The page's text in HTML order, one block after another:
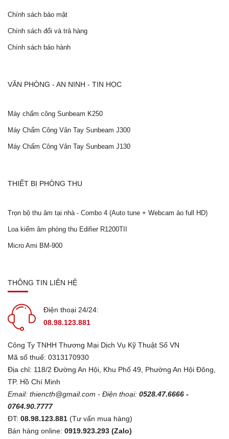
Chính sách bảo mật
Chính sách đổi và trả hàng
Chính sách bảo hành
VĂN PHÒNG - AN NINH - TIN HỌC
Máy chấm công Sunbeam K250
Máy Chấm Công Vân Tay Sunbeam J300
Máy Chấm Công Vân Tay Sunbeam J130
THIẾT BỊ PHÒNG THU
Trọn bộ thu âm tại nhà - Combo 4 (Auto tune + Webcam ảo full HD)
Loa kiểm âm phòng thu Edifier R1200TII
Micro Ami BM-900
THÔNG TIN LIÊN HỆ
Điện thoại 24/24:
08.98.123.881
Công Ty TNHH Thương Mại Dịch Vụ Kỹ Thuật Số VN
Mã số thuế: 0313170930
Địa chỉ: 118/2 Đường An Hội, Khu Phố 49, Phường An Hội Đông,
TP. Hồ Chí Minh
Email: thiencth@gmail.com - Điện thoại: 0528.47.6666 -
0764.90.7777
ĐT: 08.98.123.881 (Tư vấn mua hàng)
Bán hàng online: 0919.923.293 (Zalo)